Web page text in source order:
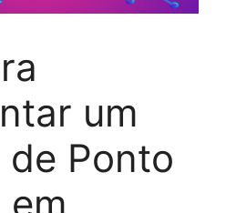
um
Ponto
em